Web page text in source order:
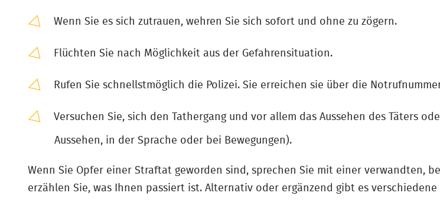
Wenn Sie es sich zutrauen, wehren Sie sich sofort und ohne zu zögern.
Flüchten Sie nach Möglichkeit aus der Gefahrensituation.
Rufen Sie schnellstmöglich die Polizei. Sie erreichen sie über die
Versuchen Sie, sich den Tathergang und vor allem das Aussehen des Täters
Aussehen, in der Sprache oder bei Bewegungen).
Wenn Sie Opfer einer Straftat geworden sind, sprechen Sie mit einer verwandten,
erzählen Sie, was Ihnen passiert ist. Alternativ oder ergänzend gibt es